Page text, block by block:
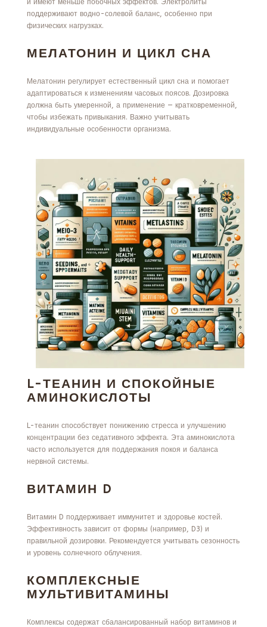
и имеют меньше побочных эффектов. Электролиты
поддерживают водно-солевой баланс, особенно при
физических нагрузках.
МЕЛАТОНИН И ЦИКЛ СНА
Мелатонин регулирует естественный цикл сна и помогает
адаптироваться к изменениям часовых поясов. Дозировка
должна быть умеренной, а применение — кратковременной,
чтобы избежать привыкания. Важно учитывать
индивидуальные особенности организма.
L-ТЕАНИН И СПОКОЙНЫЕ
АМИНОКИСЛОТЫ
L-теанин способствует понижению стресса и улучшению
концентрации без седативного эффекта. Эта аминокислота
часто используется для поддержания покоя и баланса
нервной системы.
ВИТАМИН D
Витамин D поддерживает иммунитет и здоровье костей.
Эффективность зависит от формы (например, D3) и
правильной дозировки. Рекомендуется учитывать сезонность
и уровень солнечного облучения.
КОМПЛЕКСНЫЕ
МУЛЬТИВИТАМИНЫ
Комплексы содержат сбалансированный набор витаминов и